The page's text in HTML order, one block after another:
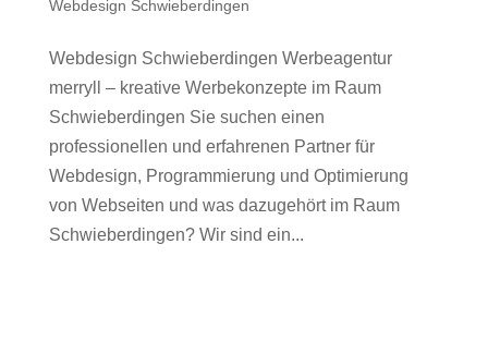
Webdesign Schwieberdingen
Webdesign Schwieberdingen Werbeagentur
merryll – kreative Werbekonzepte im Raum
Schwieberdingen Sie suchen einen
professionellen und erfahrenen Partner für
Webdesign, Programmierung und Optimierung
von Webseiten und was dazugehört im Raum
Schwieberdingen? Wir sind ein...